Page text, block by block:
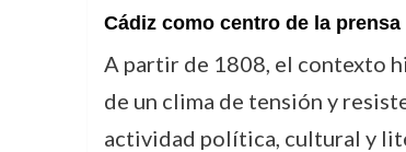
Cádiz como centro de la
A partir de 1808, el contexto
de un clima de tensión y
actividad política, cultural y